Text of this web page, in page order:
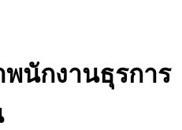
นักงานธุรการ